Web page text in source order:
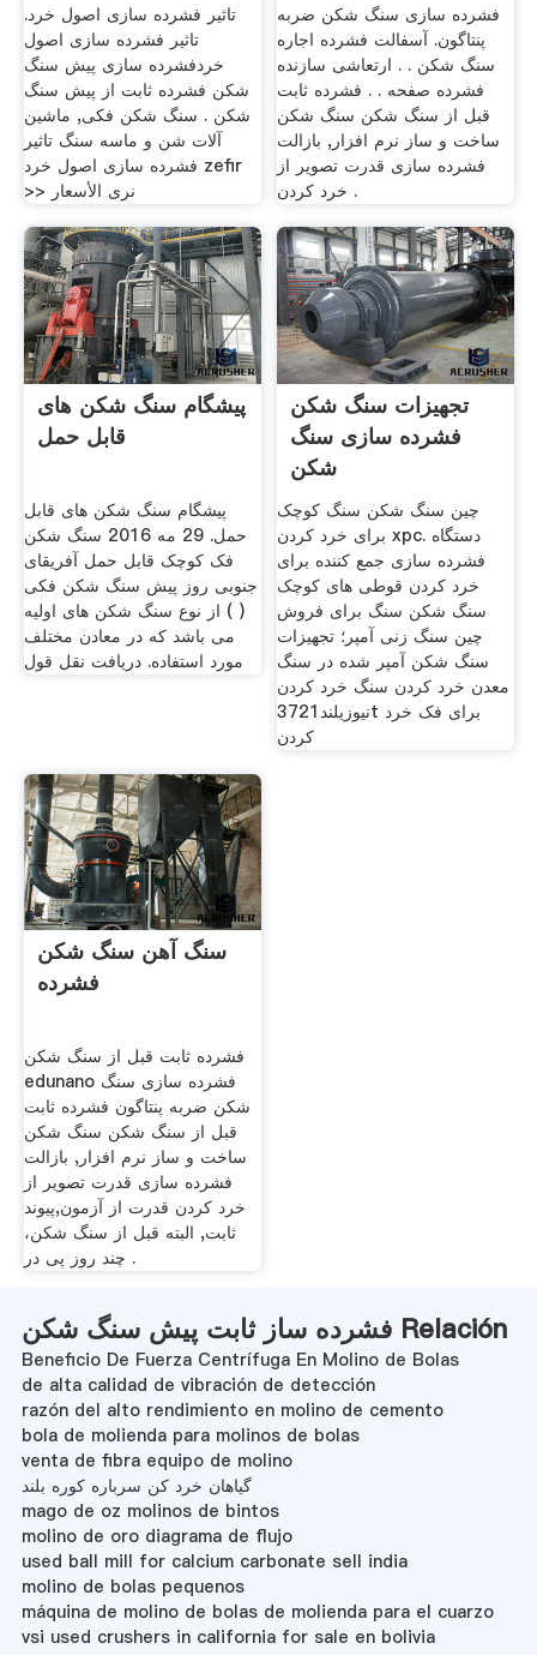
تاثیر فشرده سازی اصول خرد.
تاثیر فشرده سازی اصول
خردفشرده سازی پیش سنگ
شکن فشرده ثابت از پیش سنگ
شکن . سنگ شکن فکی, ماشین
آلات شن و ماسه سنگ تاثیر
فشرده سازی اصول خرد zefir
>> نرى الأسعار
فشرده سازی سنگ شکن ضربه
پنتاگون. آسفالت فشرده اجاره
سنگ شکن . . ارتعاشی سازنده
فشرده صفحه . . فشرده ثابت
قبل از سنگ شکن سنگ شکن
ساخت و ساز نرم افزار, بازالت
فشرده سازی قدرت تصویر از
خرد کردن .
پیشگام سنگ شکن های
قابل حمل
پیشگام سنگ شکن های قابل
حمل. 29 مه 2016 سنگ شکن
فک کوچک قابل حمل آفریقای
جنوبی روز پیش سنگ شکن فکی
( ) از نوع سنگ شکن های اولیه
می باشد که در معادن مختلف
مورد استفاده. دریافت نقل قول
تجهیزات سنگ شکن
فشرده سازی سنگ
شکن
چین سنگ شکن سنگ کوچک
برای خرد کردن xpc. دستگاه
فشرده سازی جمع کننده برای
خرد کردن قوطی های کوچک
سنگ شکن سنگ برای فروش
چین سنگ زنی آمپر؛ تجهیزات
سنگ شکن آمپر شده در سنگ
معدن خرد کردن سنگ خرد کردن
نیوزیلند3721t برای فک خرد
کردن
سنگ آهن سنگ شکن
فشرده
فشرده ثابت قبل از سنگ شکن
edunano فشرده سازی سنگ
شکن ضربه پنتاگون فشرده ثابت
قبل از سنگ شکن سنگ شکن
ساخت و ساز نرم افزار, بازالت
فشرده سازی قدرت تصویر از
خرد کردن قدرت از آزمون,پیوند
ثابت, البته قبل از سنگ شکن،
چند روز پی در .
فشرده ساز ثابت پیش سنگ شکن Relación
Beneficio De Fuerza Centrífuga En Molino de Bolas
de alta calidad de vibración de detección
razón del alto rendimiento en molino de cemento
bola de molienda para molinos de bolas
venta de fibra equipo de molino
گیاهان خرد کن سرباره کوره بلند
mago de oz molinos de bintos
molino de oro diagrama de flujo
used ball mill for calcium carbonate sell india
molino de bolas pequenos
máquina de molino de bolas de molienda para el cuarzo
vsi used crushers in california for sale en bolivia